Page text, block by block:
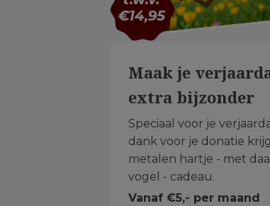
Maak je
extra bijzonder
Speciaal voor je
dank voor je donatie
metalen hartje - met
vogel - cadeau.
Vanaf €5,- per maand